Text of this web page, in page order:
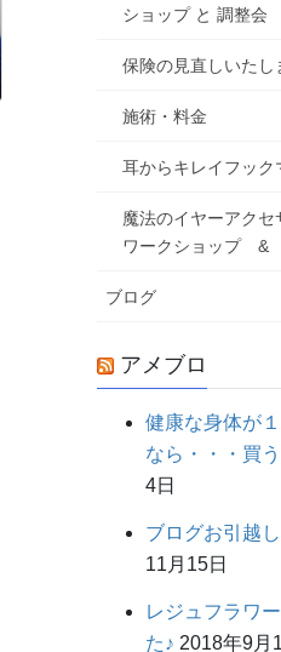
ショップ と 調整会
保険の見直しいたし
施術・料金
耳からキレイフック
魔法のイヤーアク
ワークショップ &
ブログ
アメブロ
健康な身体が
なら・・・買
4日
ブログお引越
11月15日
レジュフラワ
た♪ 2018年9月